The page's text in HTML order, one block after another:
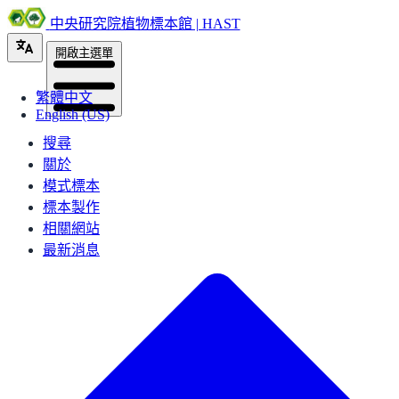
中央研究院植物標本館 | HAST
繁體中文
English (US)
開啟主選單
搜尋
關於
模式標本
標本製作
相關網站
最新消息